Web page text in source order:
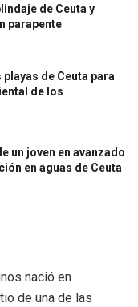
de Ceuta y
parapente
de Ceuta para
de los
un joven en avanzado
en aguas de Ceuta
nació en
de una de las